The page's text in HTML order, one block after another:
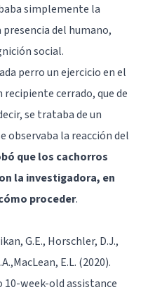
simplemente la
del humano,
social.
perro un ejercicio en el
cerrado, que de
se trataba de un
observaba la reacción del
que los cachorros
la investigadora, en
proceder.
G.E., Horschler, D.J.,
E.L. (2020).
week-old assistance